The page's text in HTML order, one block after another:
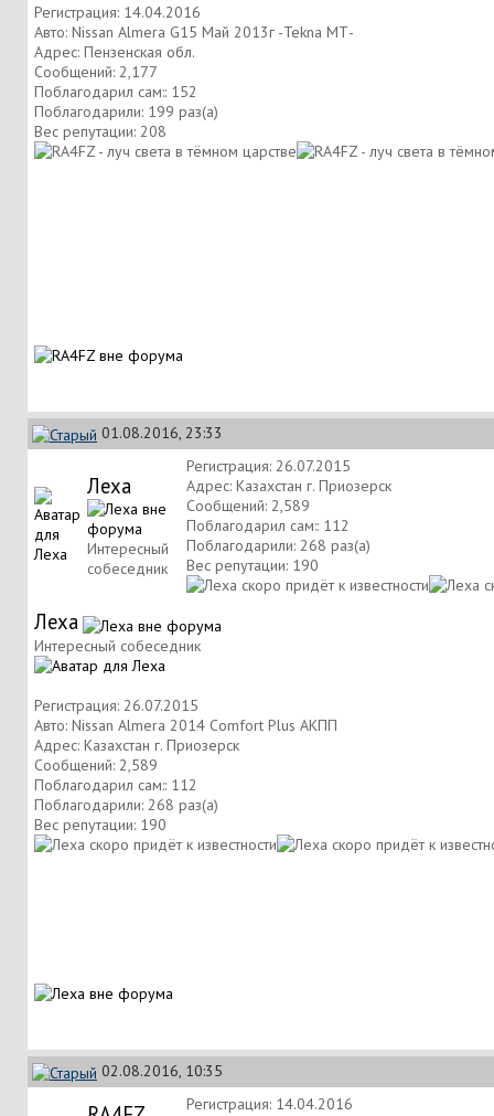
Регистрация: 14.04.2016
Авто: Nissan Almera G15 Май 2013г -Tekna МТ-
Адрес: Пензенская обл.
Сообщений: 2,177
Поблагодарил сам:: 152
Поблагодарили: 199 раз(а)
Вес репутации: 208
01.08.2016, 23:33
Леха
Интересный
собеседник
Регистрация: 26.07.2015
Адрес: Казахстан г. Приозерск
Сообщений: 2,589
Поблагодарил сам:: 112
Поблагодарили: 268 раз(а)
Вес репутации: 190
Леха
Интересный собеседник
Регистрация: 26.07.2015
Авто: Nissan Almera 2014 Comfort Plus АКПП
Адрес: Казахстан г. Приозерск
Сообщений: 2,589
Поблагодарил сам:: 112
Поблагодарили: 268 раз(а)
Вес репутации: 190
02.08.2016, 10:35
Регистрация: 14.04.2016